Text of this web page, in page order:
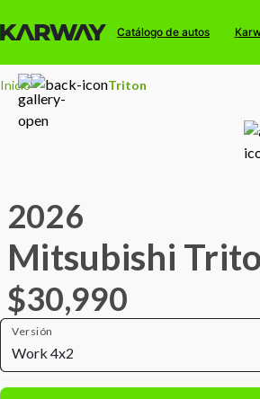
Catálogo de autos
Inicio Triton
2026
Mitsubishi
$30,990
Versión
Work 4x2